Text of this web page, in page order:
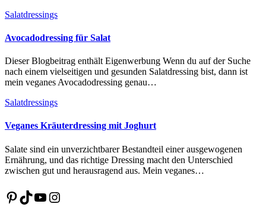
Salatdressings
Avocadodressing für Salat
Dieser Blogbeitrag enthält Eigenwerbung Wenn du auf der Suche
nach einem vielseitigen und gesunden Salatdressing bist, dann ist
mein veganes Avocadodressing genau…
Salatdressings
Veganes Kräuterdressing mit Joghurt
Salate sind ein unverzichtbarer Bestandteil einer ausgewogenen
Ernährung, und das richtige Dressing macht den Unterschied
zwischen gut und herausragend aus. Mein veganes…
Pinterest
TikTok
YouTube
Instagram